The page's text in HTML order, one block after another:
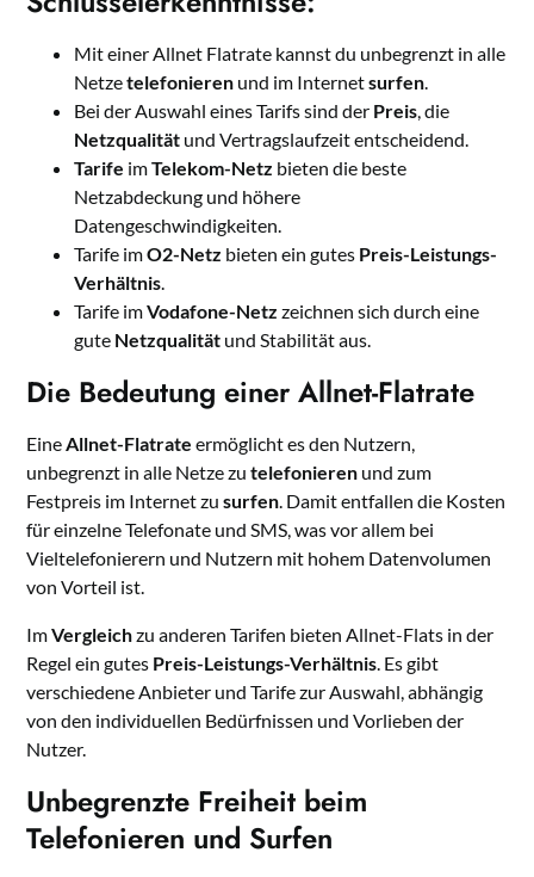
Mit einer Allnet Flatrate kannst du unbegrenzt in alle
Netzetelefonieren und im Internetsurfen.
Bei der Auswahl eines Tarifs sind der Preis, die
Netzqualität und Vertragslaufzeit entscheidend.
Tarife imTelekom-Netz bieten die beste
Netzabdeckung und höhere
Datengeschwindigkeiten.
Tarife imO2-Netz bieten ein gutes Preis-Leistungs-
Verhältnis.
Tarife imVodafone-Netz zeichnen sich durch eine
gute Netzqualität und Stabilität aus.
Die Bedeutung einer Allnet-Flatrate
EineAllnet-Flatrate ermöglicht es den Nutzern,
unbegrenzt in alle Netze zutelefonieren und zum
Festpreis im Internet zusurfen. Damit entfallen die Kosten
für einzelne Telefonate und SMS, was vor allem bei
Vieltelefonierern und Nutzern mit hohem Datenvolumen
von Vorteil ist.
ImVergleichzu anderen Tarifen bieten Allnet-Flats in der
Regel ein gutes Preis-Leistungs-Verhältnis. Es gibt
verschiedene Anbieter und Tarife zur Auswahl, abhängig
von den individuellen Bedürfnissen und Vorlieben der
Nutzer.
Unbegrenzte Freiheit beim
Telefonieren und Surfen